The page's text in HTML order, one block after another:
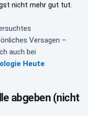
nicht mehr gut tut.
Versagen –
auch bei
Heute
abgeben (nicht